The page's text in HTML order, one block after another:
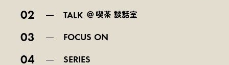
02 TALK
03 FOCUS ON
04 SERIES